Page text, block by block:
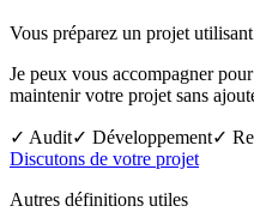
Vous préparez un projet
Je peux vous accompagner
maintenir votre projet sans
✓ Audit✓ Développement✓
Discutons de votre projet
Autres définitions utiles